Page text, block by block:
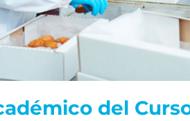
del